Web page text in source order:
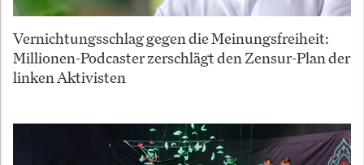
Vernichtungsschlag gegen die Meinungsfreiheit:
Millionen-Podcaster zerschlägt den Zensur-Plan der
linken Aktivisten